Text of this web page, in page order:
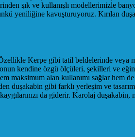
şık ve kullanışlı modellerimizle
yeniliğine kavuşturuyoruz. Kırılan
Kerpe gibi tatil beldelerinde veya
kendine özgü ölçüleri, şekilleri ve
maksimum alan kullanımı sağlar hem
duşakabin gibi farklı yerleşim ve
da giderir. Karolaj duşakabin,